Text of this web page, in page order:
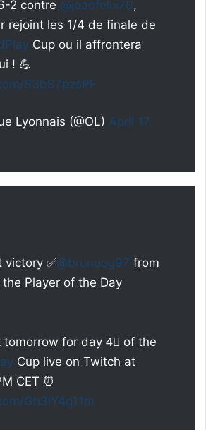
2 contre @joaofelix70,
rejoint les 1/4 de finale de
Cup ou il affrontera
! 💪
S3bS7pzsPF
Lyonnais (@OL) April 17,
victory ✅@brunoog97 from
the Player of the Day
tomorrow for day 4⃣ of the
Cup live on Twitch at
CET ⏰
Gh3lY4g11m